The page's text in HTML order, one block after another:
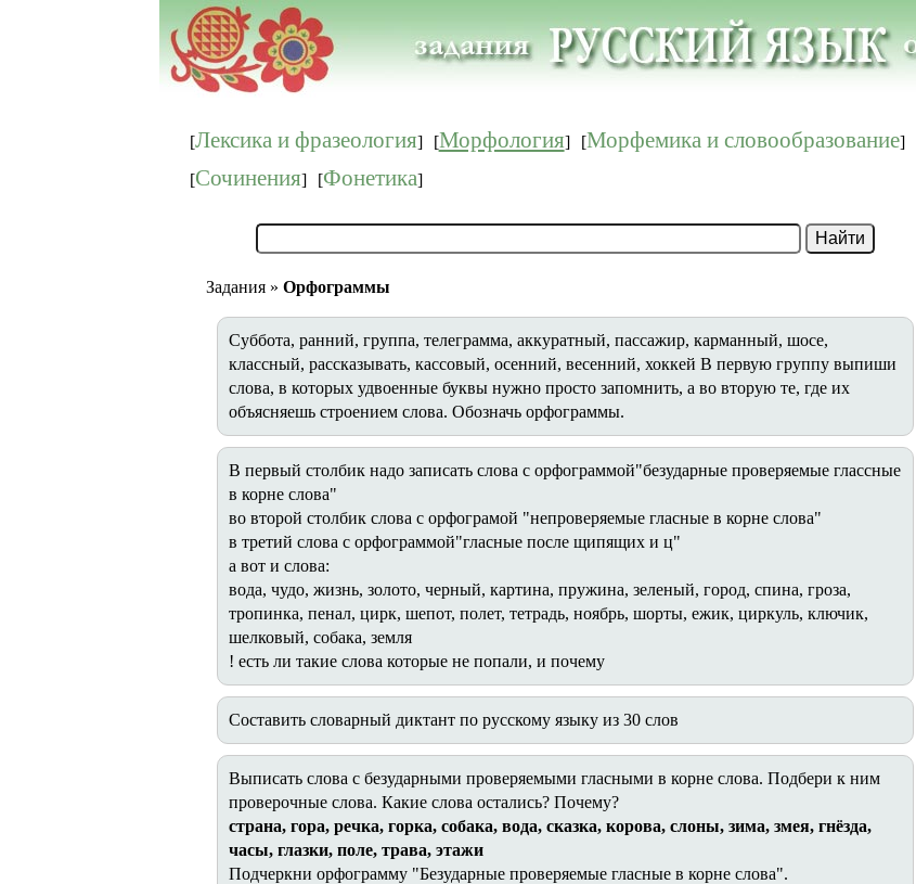
[Лексика и фразеология] [Морфология] [Морфемика и словообразование]
[Сочинения] [Фонетика]
Задания » Орфограммы
Суббота, ранний, группа, телеграмма, аккуратный, пассажир, карманный, шосе,
классный, рассказывать, кассовый, осенний, весенний, хоккей В первую группу выпиши
слова, в которых удвоенные буквы нужно просто запомнить, а во вторую те, где их
объясняешь строением слова. Обозначь орфограммы.
В первый столбик надо записать слова с орфограммой"безударные проверяемые глассные
в корне слова"
во второй столбик слова с орфограмой "непроверяемые гласные в корне слова"
в третий слова с орфограммой"гласные после щипящих и ц"
а вот и слова:
вода, чудо, жизнь, золото, черный, картина, пружина, зеленый, город, спина, гроза,
тропинка, пенал, цирк, шепот, полет, тетрадь, ноябрь, шорты, ежик, циркуль, ключик,
шелковый, собака, земля
! есть ли такие слова которые не попали, и почему
Составить словарный диктант по русскому языку из 30 слов
Выписать слова с безударными проверяемыми гласными в корне слова. Подбери к ним
проверочные слова. Какие слова остались? Почему?
страна, гора, речка, горка, собака, вода, сказка, корова, слоны, зима, змея, гнёзда,
часы, глазки, поле, трава, этажи
Подчеркни орфограмму "Безударные проверяемые гласные в корне слова".